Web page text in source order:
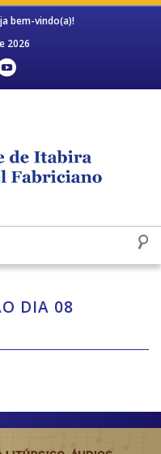
bem-vindo(a)!
2026
DIA 08